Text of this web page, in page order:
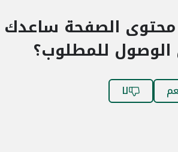
الصفحة ساعدك
للمطلوب؟
لا